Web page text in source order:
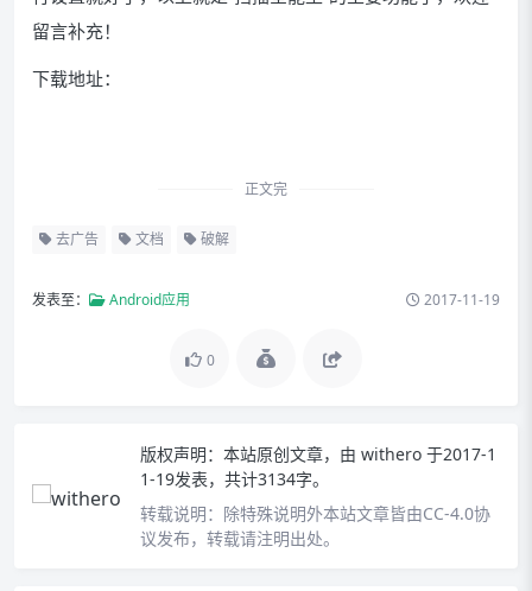
留言补充！
下载地址：
正文完
去广告 文档 破解
发表至： Android应用 2017-11-19
0
版权声明： 本站原创文章，由 withero 于2017-1
1-19发表，共计3134字。
转载说明： 除特殊说明外本站文章皆由CC-4.0协
议发布，转载请注明出处。